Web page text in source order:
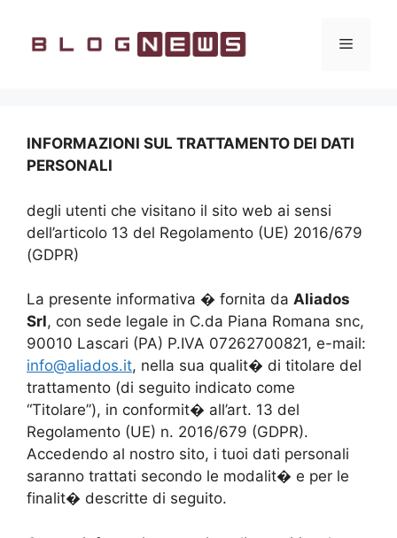
contenuto
Menu
INFORMAZIONI SUL TRATTAMENTO DEI DATI
PERSONALI
degli utenti che visitano il sito web ai sensi
dell’articolo 13 del Regolamento (UE) 2016/679
(GDPR)
La presente informativa � fornita da Aliados
Srl, con sede legale in C.da Piana Romana snc,
90010 Lascari (PA) P.IVA 07262700821, e-mail:
info@aliados.it, nella sua qualit� di titolare del
trattamento (di seguito indicato come
“Titolare”), in conformit� all’art. 13 del
Regolamento (UE) n. 2016/679 (GDPR).
Accedendo al nostro sito, i tuoi dati personali
saranno trattati secondo le modalit� e per le
finalit� descritte di seguito.